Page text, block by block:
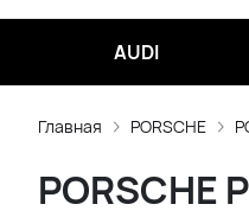
AUDI
Главная PORSCHE
PORSCHE